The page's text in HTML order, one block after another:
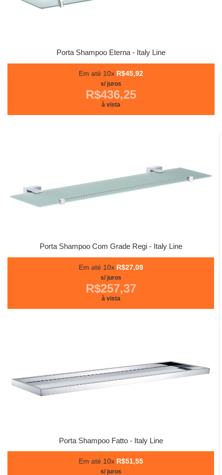
Porta Shampoo Eterna - Italy Line
Em até 10x R$45,92
s/ juros
R$436,25
à vista
Porta Shampoo Com Grade Regi - Italy Line
Em até 10x R$27,09
s/ juros
R$257,37
à vista
Porta Shampoo Fatto - Italy Line
Em até 10x R$51,55
s/ juros